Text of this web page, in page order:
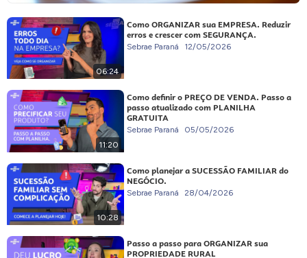
06:24
Como ORGANIZAR sua EMPRESA. Reduzir
erros e crescer com SEGURANÇA.
Sebrae Paraná 12/05/2026
11:20
Como definir o PREÇO DE VENDA. Passo a
passo atualizado com PLANILHA
GRATUITA
Sebrae Paraná 05/05/2026
10:28
Como planejar a SUCESSÃO FAMILIAR do
NEGÓCIO.
Sebrae Paraná 28/04/2026
Passo a passo para ORGANIZAR sua
PROPRIEDADE RURAL